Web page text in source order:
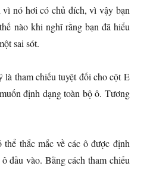
vì nó hơi có chủ đích, vì vậy bạn
nào khi nghĩ rằng bạn đã hiểu
sai sót.
tham chiếu tuyệt đối cho cột E
định dạng toàn bộ ô. Tương
thắc mắc về các ô được định
đầu vào. Bằng cách tham chiếu